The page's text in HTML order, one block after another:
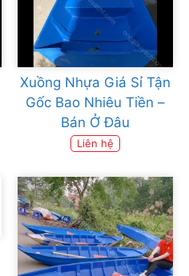
Xuồng Nhựa Giá Sỉ Tận
Gốc Bao Nhiêu Tiền –
Bán Ở Đâu
Liên hệ